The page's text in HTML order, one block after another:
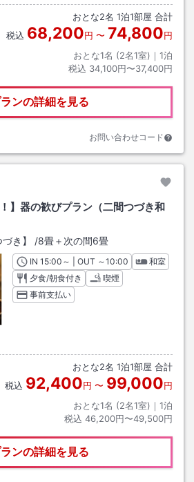
おとな2名 1泊1部屋 合計
税込 68,200円 〜 74,800円
おとな1名 (2名1室)｜ 1泊
税込 34,100円〜37,400円
ンの詳細を見る
お問い合わせコード
】器の歓びプラン（二間つづき和
き】 /8畳＋次の間6畳
INチェックイン
15:00 ～ | OUT チェックアウト
～10:00
和室
夕食/朝食付き
喫煙
事前支払い
おとな2名 1泊1部屋 合計
税込 92,400円 〜 99,000円
おとな1名 (2名1室)｜ 1泊
税込 46,200円〜49,500円
ンの詳細を見る